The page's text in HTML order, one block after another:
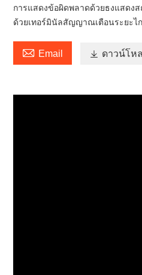
การแสดงข้อผิดพลาดด้วยธงแสดง
ด้วยเทอร์มินัลสัญญาณเตือนระยะไ
 Email  ดาวน์โห